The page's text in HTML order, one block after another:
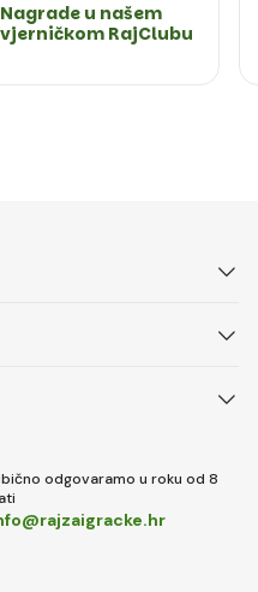
Nagrade u našem
vjerničkom RajClubu
odgovaramo u roku od 8